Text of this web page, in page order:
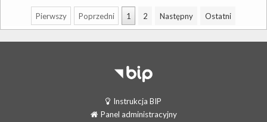
Pierwszy Poprzedni 1 2 Następny Ostatni
Instrukcja BIP
Panel administracyjny